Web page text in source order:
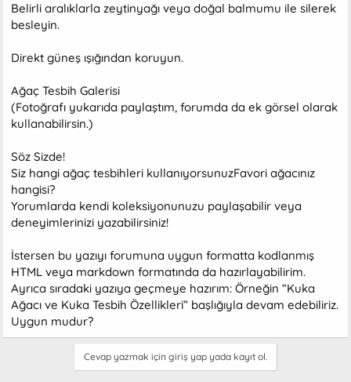
Belirli aralıklarla zeytinyağı veya doğal balmumu ile silerek
besleyin.
Direkt güneş ışığından koruyun.
Ağaç Tesbih Galerisi
(Fotoğrafı yukarıda paylaştım, forumda da ek görsel olarak
kullanabilirsin.)
Söz Sizde!
Siz hangi ağaç tesbihleri kullanıyorsunuzFavori ağacınız
hangisi?
Yorumlarda kendi koleksiyonunuzu paylaşabilir veya
deneyimlerinizi yazabilirsiniz!
İstersen bu yazıyı forumuna uygun formatta kodlanmış
HTML veya markdown formatında da hazırlayabilirim.
Ayrıca sıradaki yazıya geçmeye hazırım: Örneğin “Kuka
Ağacı ve Kuka Tesbih Özellikleri” başlığıyla devam edebiliriz.
Uygun mudur?
Cevap yazmak için giriş yap yada kayıt ol.